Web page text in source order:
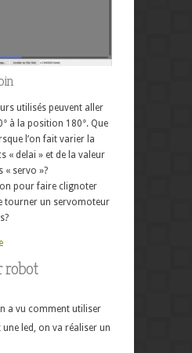
utilisés peuvent aller
à la position 180°. Que
l’on fait varier la
« delai » et de la valeur
« servo »?
pour faire clignoter
tourner un servomoteur
robot
a vu comment utiliser
led, on va réaliser un